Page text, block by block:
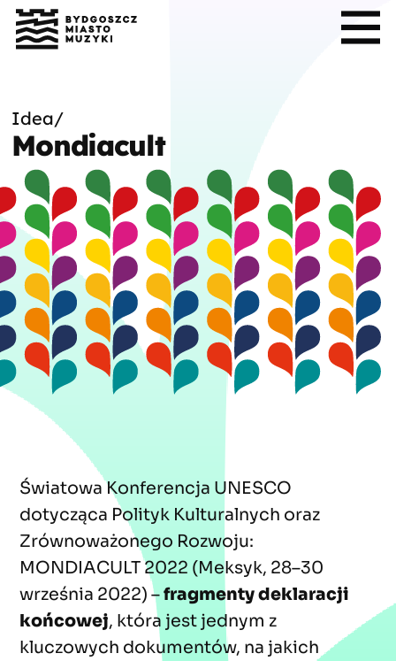
Idea/
Mondiacult
Światowa Konferencja UNESCO
dotycząca Polityk Kulturalnych oraz
Zrównoważonego Rozwoju:
MONDIACULT 2022 (Meksyk, 28–30
września 2022) –fragmenty deklaracji
końcowej, która jest jednym z
kluczowych dokumentów, na jakich